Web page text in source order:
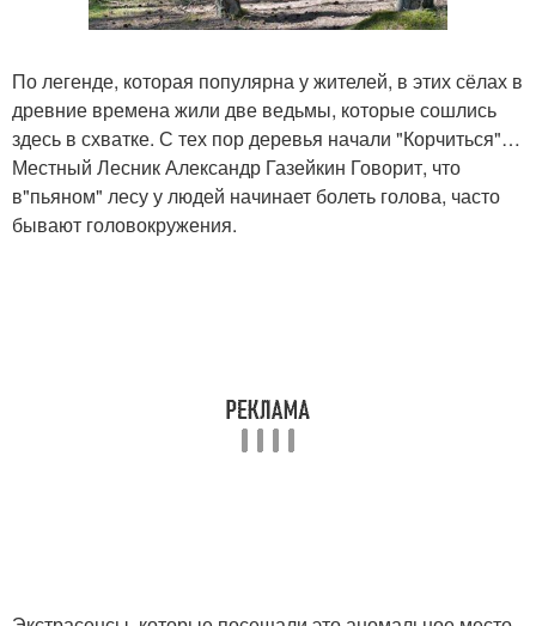
По легенде, которая популярна у жителей, в этих сёлах в
древние времена жили две ведьмы, которые сошлись
здесь в схватке. С тех пор деревья начали "Корчиться"…
Местный Лесник Александр Газейкин Говорит, что
в"пьяном" лесу у людей начинает болеть голова, часто
бывают головокружения.